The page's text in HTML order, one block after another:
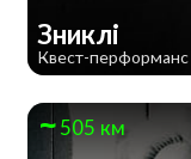
Зниклі
Квест-перформанс
505 км